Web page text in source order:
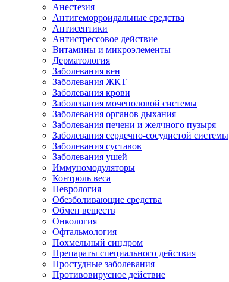
Анестезия
Антигеморроидальные средства
Антисептики
Антистрессовое действие
Витамины и микроэлементы
Дерматология
Заболевания вен
Заболевания ЖКТ
Заболевания крови
Заболевания мочеполовой системы
Заболевания органов дыхания
Заболевания печени и желчного пузыря
Заболевания сердечно-сосудистой системы
Заболевания суставов
Заболевания ушей
Иммуномодуляторы
Контроль веса
Неврология
Обезболивающие средства
Обмен веществ
Онкология
Офтальмология
Похмельный синдром
Препараты специального действия
Простудные заболевания
Противовирусное действие